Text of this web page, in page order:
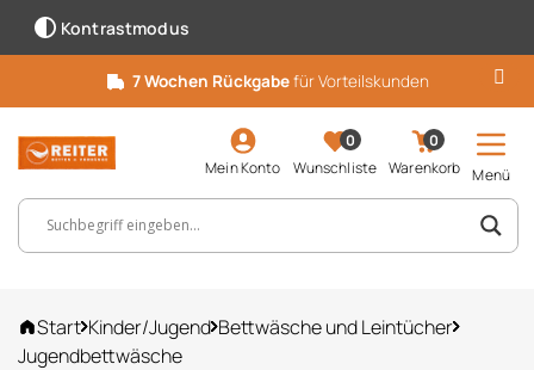
Kontrastmodus
7 Wochen Rückgabefür Vorteilskunden
Mein Konto
0
Wunschliste
0
Warenkorb
Menü
Suchbegriff, Artikelnummer ...
Start Kinder/Jugend Bettwäsche und Leintücher
Jugendbettwäsche